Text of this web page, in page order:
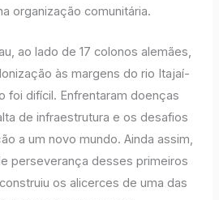
organização comunitária.
ao lado de 17 colonos alemães,
às margens do rio Itajaí-
foi difícil. Enfrentaram doenças
de infraestrutura e os desafios
a um novo mundo. Ainda assim,
perseverança desses primeiros
os alicerces de uma das